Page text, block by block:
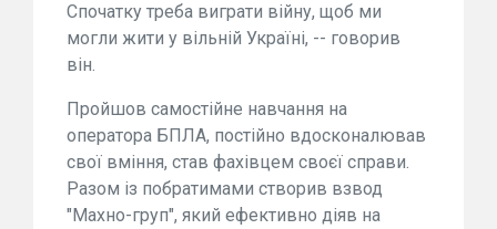
Спочатку треба виграти війну, щоб ми
могли жити у вільній Україні, -- говорив
він.
Пройшов самостійне навчання на
оператора БПЛА, постійно вдосконалював
свої вміння, став фахівцем своєї справи.
Разом із побратимами створив взвод
"Махно-груп", який ефективно діяв на